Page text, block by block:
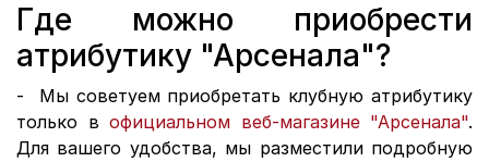
Где можно приобрести
атрибутику "Арсенала"?
- Мы советуем приобретать клубную атрибутику
только в официальном веб-магазине "Арсенала".
Для вашего удобства, мы разместили подробную